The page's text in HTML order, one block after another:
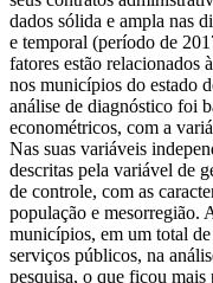
dados sólida e ampla nas
e temporal (período de
fatores estão relacionados
nos municípios do estado
análise de diagnóstico foi
econométricos, com a
Nas suas variáveis
descritas pela variável de
de controle, com as
população e mesorregião.
municípios, em um total
serviços públicos, na
pesquisa, o que ficou